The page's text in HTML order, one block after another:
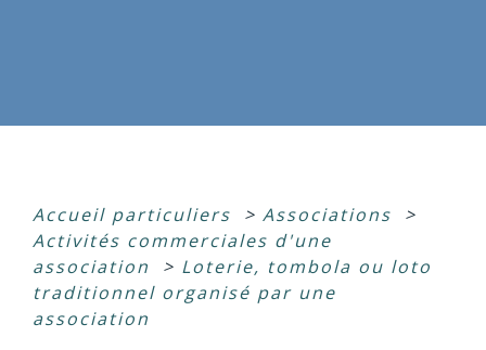
Accueil particuliers > Associations
>
Activités commerciales d'une
association
> Loterie, tombola ou loto
traditionnel organisé par une
association